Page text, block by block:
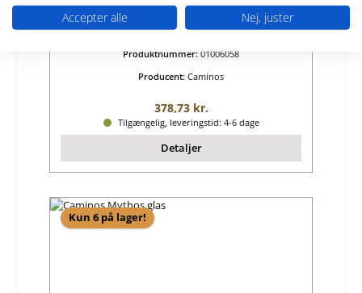
Caminos Mythos bagsten
Produktnummer: 01006058
Producent: Caminos
Almindelig pris:
378,73 kr.
Tilgængelig, leveringstid: 4-6 dage
Detaljer
Kun 6 på lager!
Accepter alle Nej, juster